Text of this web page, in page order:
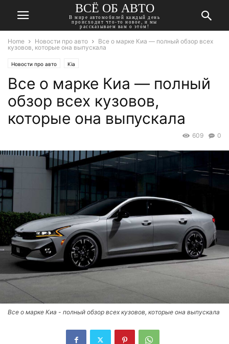
ВСЁ ОБ АВТО
В мире автомобилей каждый день
происходит что-то новое, и мы
рассказываем вам о этом!
Home Новости про авто
Все о марке Киа — полный обзор всех
кузовов, которые она выпускала
Новости про авто Kia
Все о марке Киа — полный
обзор всех кузовов,
которые она выпускала
0
609
Все о марке Киа - полный обзор всех кузовов, которые она выпускала